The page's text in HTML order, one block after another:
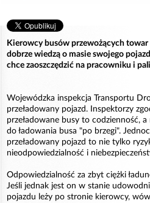
Kierowcy busów przewożących
dobrze wiedzą o masie swojego
chce zaoszczędzić na pracowniku i
Wojewódzka inspekcja Transportu
przeładowany pojazd. Inspektorzy
przeładowane busy to codzienność, a
do ładowania busa "po brzegi".
przeładowany pojazd to nie tylko
nieodpowiedzialność i
Odpowiedzialność za zbyt ciężki
Jeśli jednak jest on w stanie
pojazdu leży po stronie kierowcy,